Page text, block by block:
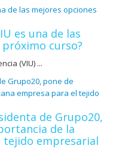
es una de las
curso?
(VIU) ...
de Grupo20,
de la
tejido empresarial